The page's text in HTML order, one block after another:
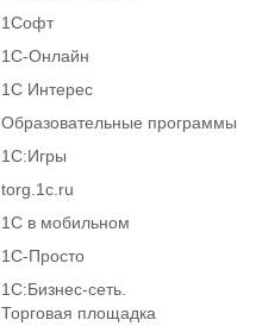
1Софт
1С-Онлайн
1С Интерес
Образовательные программы
1С:Игры
torg.1c.ru
1С в мобильном
1C-Просто
1С:Бизнес-сеть.
Торговая площадка